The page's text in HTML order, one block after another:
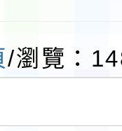
）演習－
畫」
識線上
第1學
鐘點教
/瀏覽：